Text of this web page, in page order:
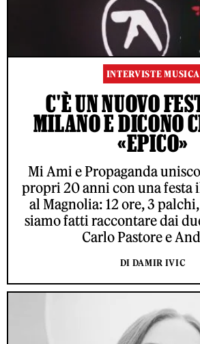
INTERVISTE MUSICA
C'È UN NUOVO
MILANO E DICONO
«EPICO»
Mi Ami e Propaganda
propri 20 anni con una festa
al Magnolia: 12 ore, 3
siamo fatti raccontare dai
Carlo Pastore e
DI DAMIR IVIC